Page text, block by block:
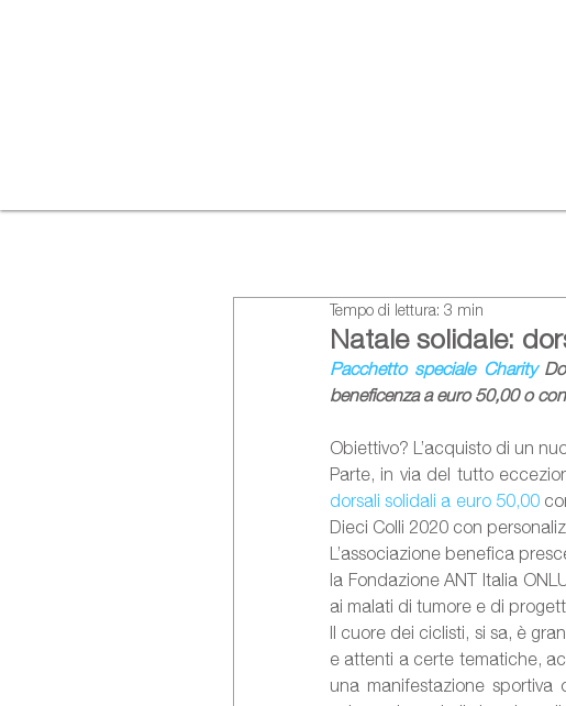
Natale solidale:
Tempo di lettura: 3 min
Pacchetto speciale Charity
beneficenza a euro 50,00 o
Obiettivo? L’acquisto di un
dorsali solidali a euro 50,00
Dieci Colli 2020 con
L’associazione benefica
la Fondazione ANT Italia
ai malati di tumore e di
Il cuore dei ciclisti, si sa, è
e attenti a certe tematiche,
una manifestazione